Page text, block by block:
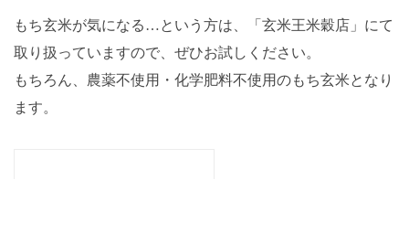
もち玄米が気になる…という方は、「玄米王米穀店」にて
取り扱っていますので、ぜひお試しください。
もちろん、農薬不使用・化学肥料不使用のもち玄米となり
ます。